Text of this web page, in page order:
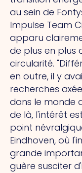
au sein de
Impulse Team
apparu
de plus en plus
circularité.
en outre, il y
recherches
dans le monde
de là, l'intérêt
point
Eindhoven, où
grande
guère susciter